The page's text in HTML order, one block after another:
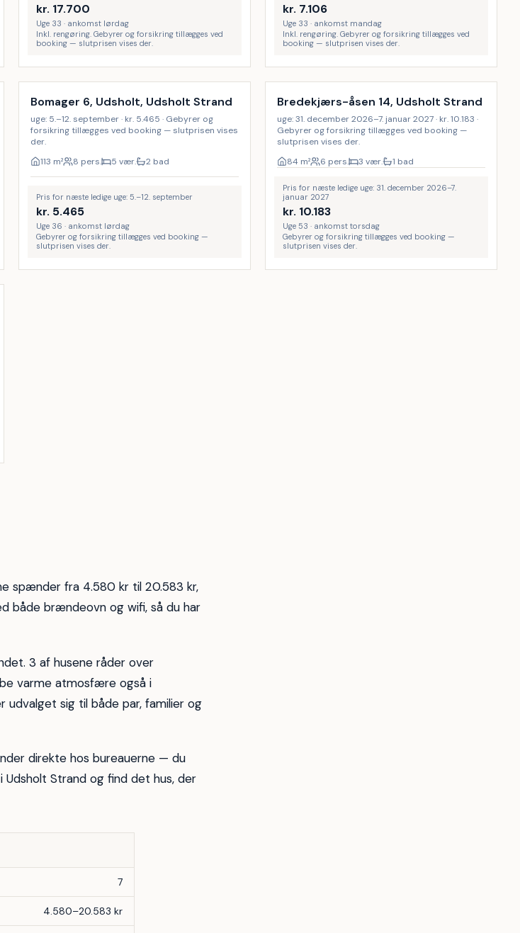
kr. 17.700
Uge 33 · ankomst lørdag
Inkl. rengøring. Gebyrer og forsikring tillægges ved
booking — slutprisen vises der.
kr. 7.106
Uge 33 · ankomst mandag
Inkl. rengøring. Gebyrer og forsikring tillægges ved
booking — slutprisen vises der.
Bomager 6, Udsholt, Udsholt Strand
uge: 5.–12. september · kr. 5.465 · Gebyrer og
forsikring tillægges ved booking — slutprisen vises
der.
113 m² 8 pers. 5 vær. 2 bad
Pris for næste ledige uge: 5.–12. september
kr. 5.465
Uge 36 · ankomst lørdag
Gebyrer og forsikring tillægges ved booking —
slutprisen vises der.
Bredekjærs-åsen 14, Udsholt Strand
uge: 31. december 2026–7. januar 2027 · kr. 10.183 ·
Gebyrer og forsikring tillægges ved booking —
slutprisen vises der.
84 m² 6 pers. 3 vær. 1 bad
Pris for næste ledige uge: 31. december 2026–7.
januar 2027
kr. 10.183
Uge 53 · ankomst torsdag
Gebyrer og forsikring tillægges ved booking —
slutprisen vises der.
spænder fra 4.580 kr til 20.583 kr,
både brændeovn og wifi, så du har
3 af husene råder over
varme atmosfære også i
sig til både par, familier og
direkte hos bureauerne — du
Strand og find det hus, der
7
4.580–20.583 kr